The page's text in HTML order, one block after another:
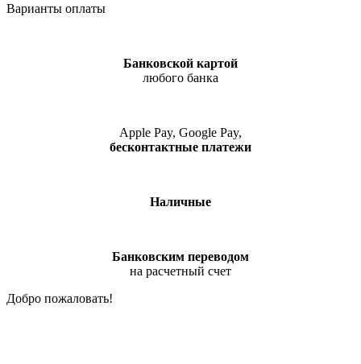
Варианты оплаты
Банковской картой
любого банка
Apple Pay, Google Pay,
бесконтактные платежи
Наличные
Банковским переводом
на расчетный счет
Добро пожаловать!